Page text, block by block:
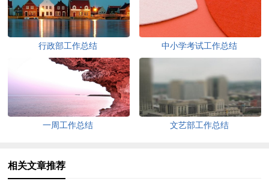
行政部工作总结 中小学考试工作总结
一周工作总结 文艺部工作总结
相关文章推荐